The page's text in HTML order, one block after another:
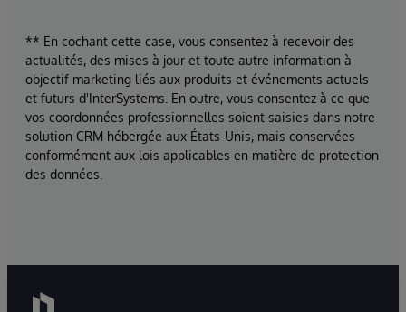
** En cochant cette case, vous consentez à recevoir des
actualités, des mises à jour et toute autre information à
objectif marketing liés aux produits et événements actuels
et futurs d'InterSystems. En outre, vous consentez à ce que
vos coordonnées professionnelles soient saisies dans notre
solution CRM hébergée aux États-Unis, mais conservées
conformément aux lois applicables en matière de protection
des données.